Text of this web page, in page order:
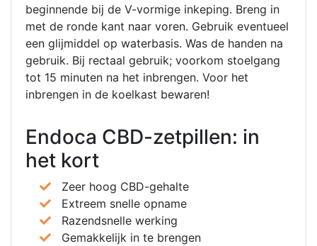
beginnende bij de V-vormige inkeping. Breng in
met de ronde kant naar voren. Gebruik eventueel
een glijmiddel op waterbasis. Was de handen na
gebruik. Bij rectaal gebruik; voorkom stoelgang
tot 15 minuten na het inbrengen. Voor het
inbrengen in de koelkast bewaren!
Endoca CBD-zetpillen: in
het kort
Zeer hoog CBD-gehalte
Extreem snelle opname
Razendsnelle werking
Gemakkelijk in te brengen